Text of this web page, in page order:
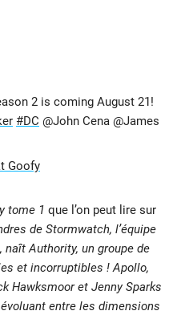
2 is coming August 21!
#DC @John Cena @James
Goofy
tome 1 que l’on peut lire sur
de Stormwatch, l’équipe
naît Authority, un groupe de
et incorruptibles ! Apollo,
Hawksmoor et Jenny Sparks
entre les dimensions